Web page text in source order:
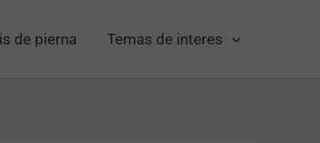
de pierna Temas de interes